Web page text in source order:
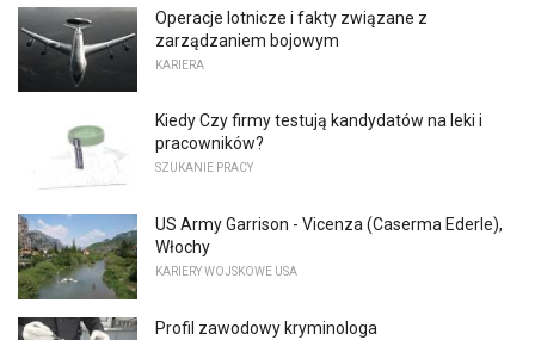
Operacje lotnicze i fakty związane z
zarządzaniem bojowym
KARIERA
Kiedy Czy firmy testują kandydatów na leki i
pracowników?
SZUKANIE PRACY
US Army Garrison - Vicenza (Caserma Ederle),
Włochy
KARIERY WOJSKOWE USA
Profil zawodowy kryminologa